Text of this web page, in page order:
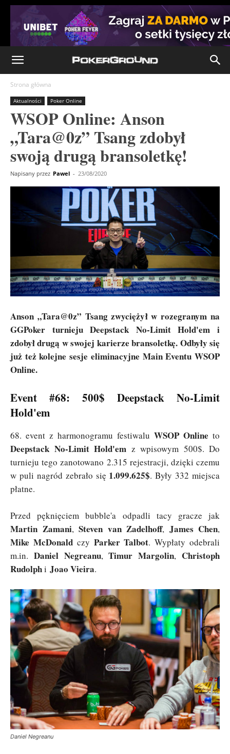
Strona główna
Aktualności Poker Online
WSOP Online: Anson
„Tara@0z” Tsang zdobył
swoją drugą bransoletkę!
Napisany przez Pawel - 23/08/2020
Anson „Tara@0z” Tsang zwyciężył w rozegranym na
GGPoker turnieju Deepstack No-Limit Hold'em i
zdobył drugą w swojej karierze bransoletkę. Odbyły się
już też kolejne sesje eliminacyjne Main Eventu WSOP
Online.
Event #68: 500$ Deepstack No-Limit
Hold'em
68. event z harmonogramu festiwalu WSOP Online to
Deepstack No-Limit Hold'em z wpisowym 500$. Do
turnieju tego zanotowano 2.315 rejestracji, dzięki czemu
w puli nagród zebrało się 1.099.625$. Były 332 miejsca
płatne.
Przed pęknięciem bubble'a odpadli tacy gracze jak
Martin Zamani, Steven van Zadelhoff, James Chen,
Mike McDonaldczy Parker Talbot. Wypłaty odebrali
m.in. Daniel Negreanu,Timur Margolin, Christoph
Rudolphi Joao Vieira.
Daniel Negreanu